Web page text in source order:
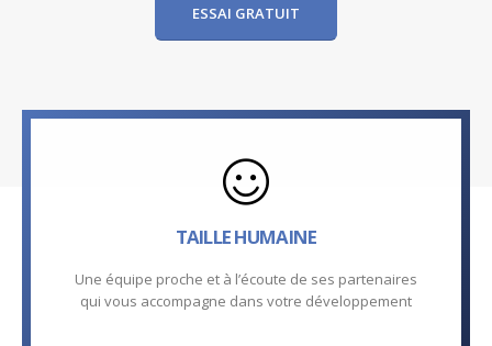
ESSAI GRATUIT
TAILLE HUMAINE
Une équipe proche et à l’écoute de ses partenaires
qui vous accompagne dans votre développement